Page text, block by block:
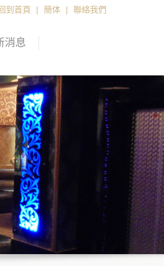
到首頁 | 簡体 | 聯絡我們
消息